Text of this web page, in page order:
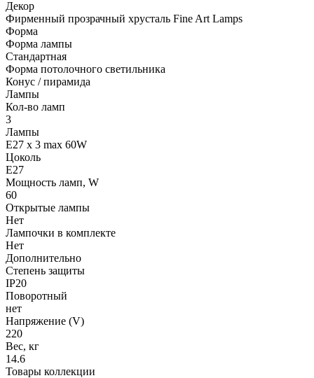
Декор
Фирменный прозрачный хрусталь Fine Art Lamps
Форма
Форма лампы
Стандартная
Форма потолочного светильника
Конус / пирамида
Лампы
Кол-во ламп
3
Лампы
E27 x 3 max 60W
Цоколь
E27
Мощность ламп, W
60
Открытые лампы
Нет
Лампочки в комплекте
Нет
Дополнительно
Степень защиты
IP20
Поворотный
нет
Напряжение (V)
220
Вес, кг
14.6
Товары коллекции